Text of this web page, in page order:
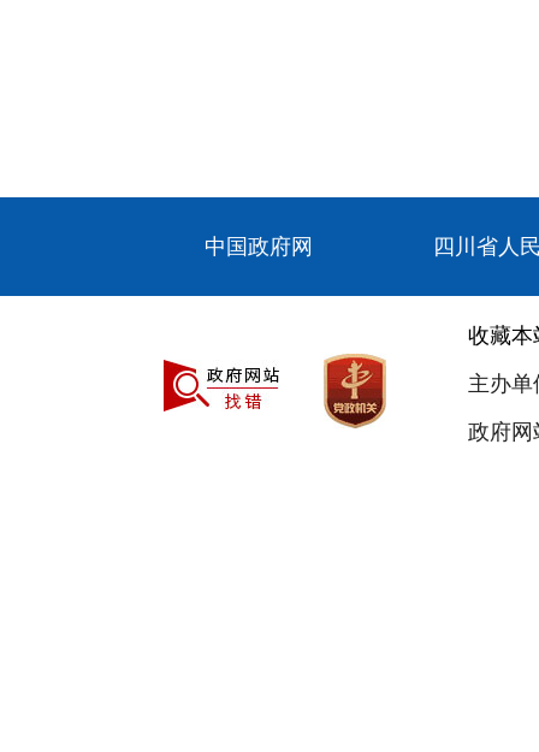
中国政府网 四川省人
收藏本
主办
政府网